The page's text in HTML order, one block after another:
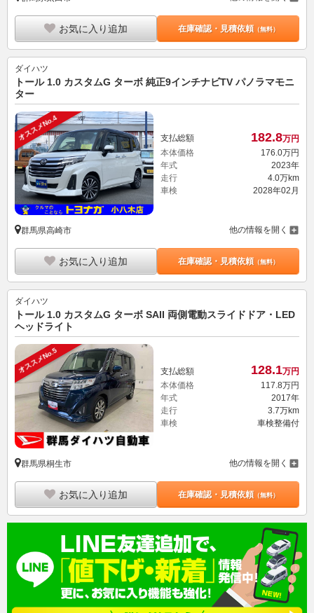
お気に入り追加 在庫確認・見積依頼（無料）
ダイハツ
トール 1.0 カスタムG ターボ 純正9インチナビTV パノラマモニ
ター
オススメNo.4 支払総額 182.8万円
本体価格
176. 0万円
年式
2023年
走行
4.0万km
車検
2028年02月
群馬県高崎市 他の情報を開く
お気に入り追加 在庫確認・見積依頼（無料）
ダイハツ
トール 1.0 カスタムG ターボ SAII 両側電動スライドドア・LED
ヘッドライト
オススメNo.5 支払総額 128.1万円
本体価格
117.8万円
年式
2017年
走行
3.7万km
車検
車検整備付
群馬県桐生市 他の情報を開く
お気に入り追加 在庫確認・見積依頼（無料）